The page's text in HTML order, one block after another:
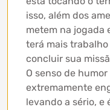
isso, além dos
metem na jogada
terá mais
concluir sua
O senso de
extremamente
levando a sério, e